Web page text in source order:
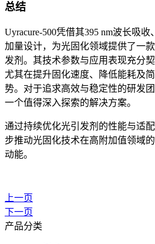
总结
Uyracure-500凭借其395 nm波长吸收
加量设计，为光固化领域提供了一
发剂。其技术参数与应用表现充分
尤其在提升固化速度、降低能耗及
势。对于追求高效与稳定性的研发
一个值得深入探索的解决方案。
通过持续优化光引发剂的性能与适配
步推动光固化技术在高附加值领域
动能。
上一页
下一页
产品分类